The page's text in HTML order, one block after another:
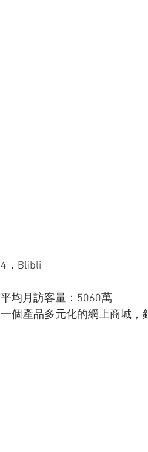
4，Blibli
平均月訪客量：5060萬
一個產品多元化的網上商城